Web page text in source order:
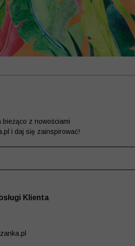
Klienta
z nowościami
i daj się zainspirować!